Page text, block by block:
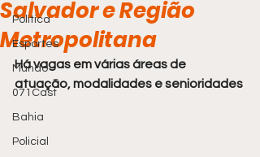
Política
Esportes
Mundo
071Cast
Bahia
Policial
Salvador e Região
Metropolitana
Há vagas em várias áreas de
atuação, modalidades e senioridades